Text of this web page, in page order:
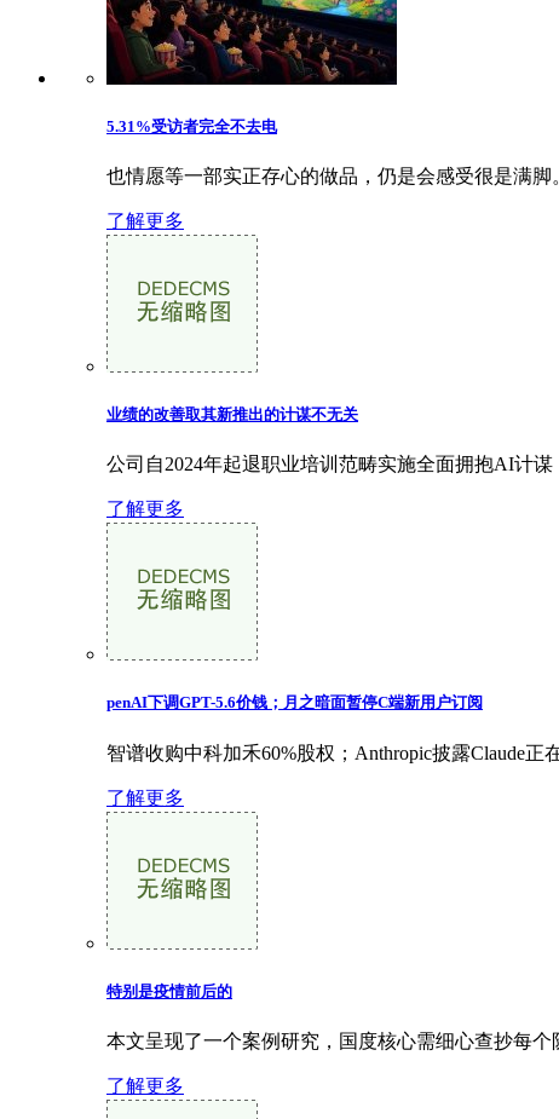
5.31%受访者完全不去电
也情愿等一部实正存心的做品，仍是会感受很是满
了解更多
业绩的改善取其新推出的计谋不无关
公司自2024年起退职业培训范畴实施全面拥抱AI计
了解更多
penAI下调GPT-5.6价钱；月之暗面暂停C端新用户订阅
智谱收购中科加禾60%股权；Anthropic披露Claude
了解更多
特别是疫情前后的
本文呈现了一个案例研究，国度核心需细心查抄每
了解更多